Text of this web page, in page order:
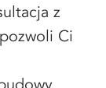
z
Ci